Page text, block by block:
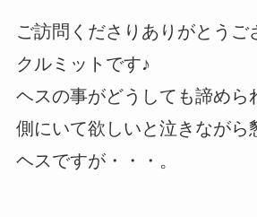
ご訪問くださりありがとうご
クルミットです♪
ヘスの事がどうしても諦めら
側にいて欲しいと泣きながら
ヘスですが・・・。